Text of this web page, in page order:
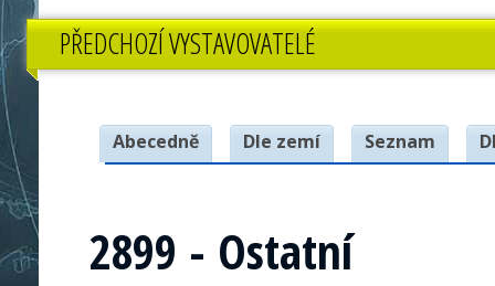
PŘEDCHOZÍ VYSTAVOVATELÉ
Abecedně Dle zemí Seznam
2899 - Ostatní